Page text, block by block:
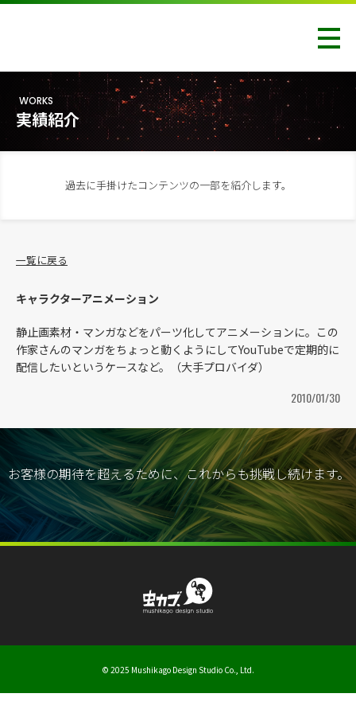
WORKS
実績紹介
過去に手掛けたコンテンツの一部を紹介します。
一覧に戻る
キャラクターアニメーション
静止画素材・マンガなどをパーツ化してアニメーションに。この
作家さんのマンガをちょっと動くようにしてYouTubeで定期的に
配信したいというケースなど。（大手プロバイダ）
2010/01/30
お客様の期待を超えるために、これからも挑戦し続けます。
© 2025 Mushikago Design Studio Co., Ltd.